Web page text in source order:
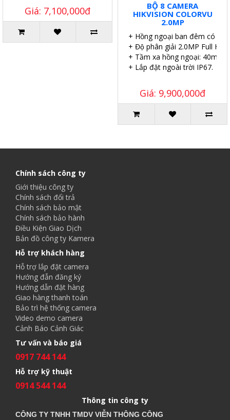
Giá: 7,100,000đ
BỘ 8 CAMERA
HIKVISION COLORVU
2.0MP
+ Hồng ngoại ban đêm có
+ Độ phân giải 2.0MP Full HD.
+ Tầm xa hồng ngoại: 40m.
+ Lắp đặt ngoài trời IP67.
Giá: 9,900,000đ
Chính sách công ty
Giới thiệu công ty
Chính sách đổi trả
Chính sách bảo mật
Chính sách bảo hành
Điều Kiện Giao Dịch
Bản đồ công ty Kamera
Hỗ trợ khách hàng
Hỗ trợ lắp đặt camera
Hướng đẫn đăng ký
Hướng dẫn đặt hàng
Giao hàng thanh toán
Bảo trì hệ thống camera
Video demo camera
Cảnh Báo Cảnh Giác
Tư vấn và báo giá
0917 744 144
Hỗ trợ kỹ thuật
0914 544 144
Thông tin công ty
CÔNG TY TNHH TMDV VIỄN THÔNG CÔNG